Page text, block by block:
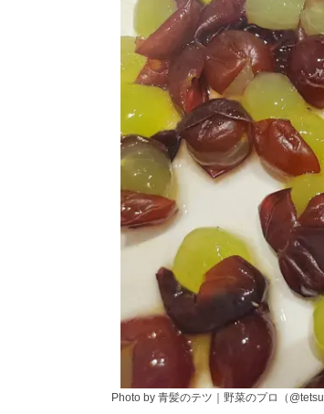
Photo by 青髪のテツ｜野菜のプロ（